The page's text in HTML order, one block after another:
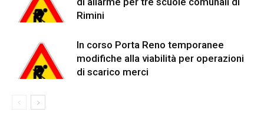
Rimini
In corso Porta Reno temporanee
modifiche alla viabilità per operazioni
di scarico merci